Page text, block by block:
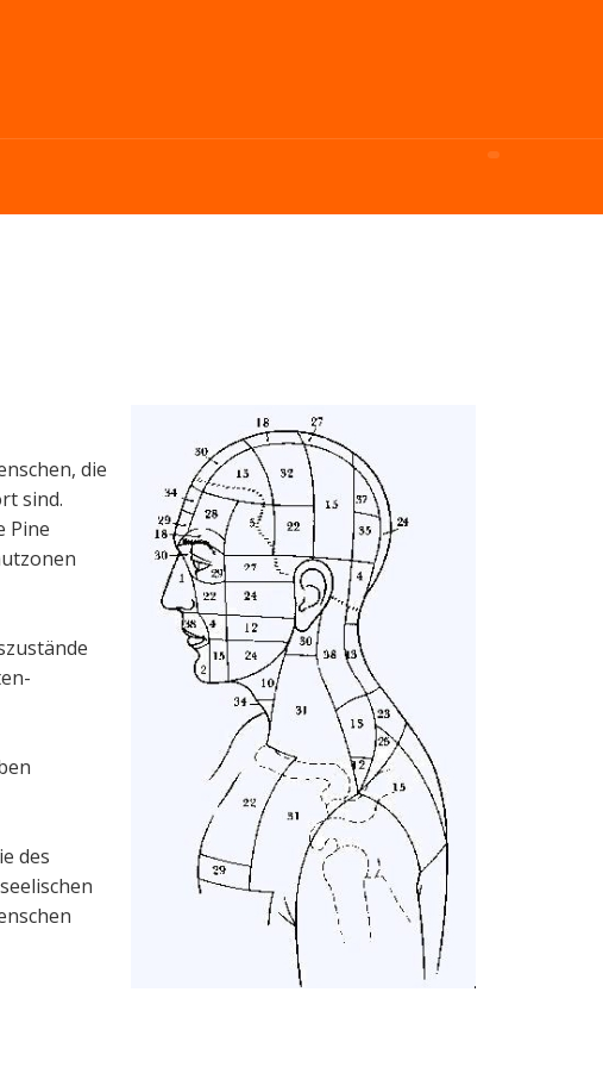
die
sind.
Pine
des